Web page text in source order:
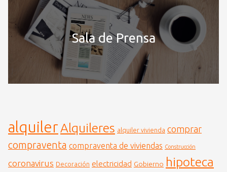
Sala de Prensa
alquilerAlquileres alquiler vivienda comprar
compraventa compraventa de viviendas Construcción
coronavirus Decoración electricidad Gobierno hipoteca